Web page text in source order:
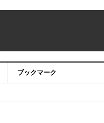
ブックマーク